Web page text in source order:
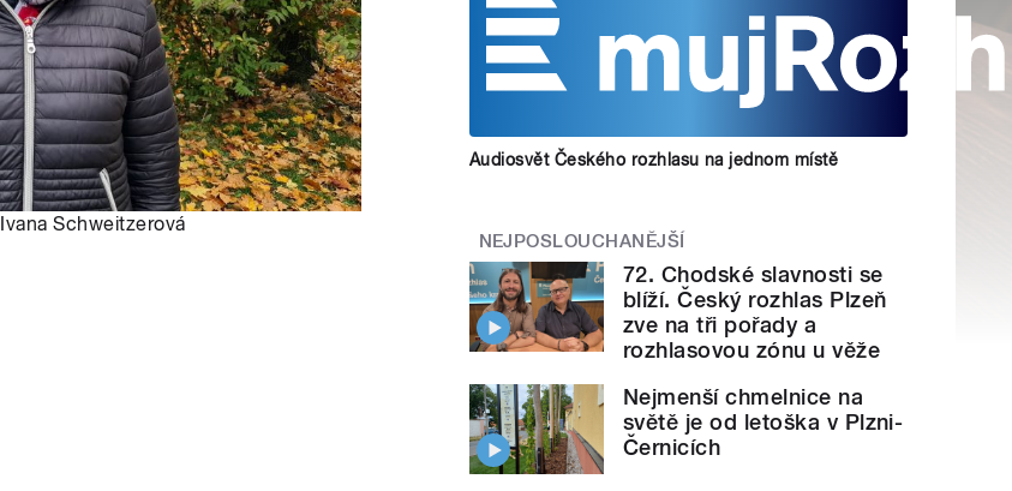
Ivana Schweitzerová
Audiosvět Českého rozhlasu na jednom místě
NEJPOSLOUCHANĚJŠÍ
72. Chodské slavnosti se
blíží. Český rozhlas Plzeň
zve na tři pořady a
rozhlasovou zónu u věže
Nejmenší chmelnice na
světě je od letoška v Plzni-
Černicích